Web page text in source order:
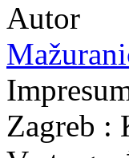
Autor
Zagreb :